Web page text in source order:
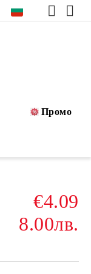
Промо
€4.09
8.00лв.